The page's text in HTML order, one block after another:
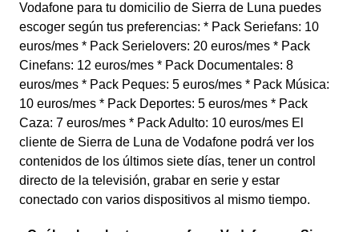
Vodafone para tu domicilio de Sierra de Luna puedes
escoger según tus preferencias: * Pack Seriefans: 10
euros/mes * Pack Serielovers: 20 euros/mes * Pack
Cinefans: 12 euros/mes * Pack Documentales: 8
euros/mes * Pack Peques: 5 euros/mes * Pack Música:
10 euros/mes * Pack Deportes: 5 euros/mes * Pack
Caza: 7 euros/mes * Pack Adulto: 10 euros/mes El
cliente de Sierra de Luna de Vodafone podrá ver los
contenidos de los últimos siete días, tener un control
directo de la televisión, grabar en serie y estar
conectado con varios dispositivos al mismo tiempo.